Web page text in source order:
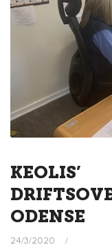
KEOLIS’
ODENSE
24/3/2020